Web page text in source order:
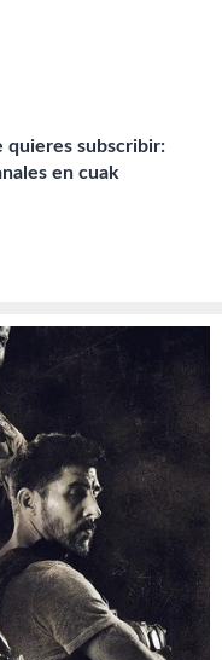
quieres subscribir:
en cuak